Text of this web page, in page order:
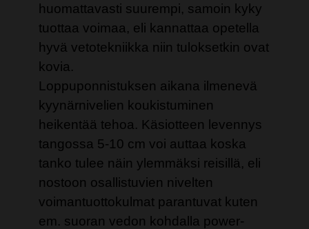
huomattavasti suurempi, samoin kyky
tuottaa voimaa, eli kannattaa opetella
hyvä vetotekniikka niin tuloksetkin ovat
kovia.
Loppuponnistuksen aikana ilmenevä
kyynärnivelien koukistuminen
heikentää tehoa. Käsiotteen levennys
tangossa 5-10 cm voi auttaa koska
tanko tulee näin ylemmäksi reisillä, eli
nostoon osallistuvien nivelten
voimantuottokulmat parantuvat kuten
em. suoran vedon kohdalla power-